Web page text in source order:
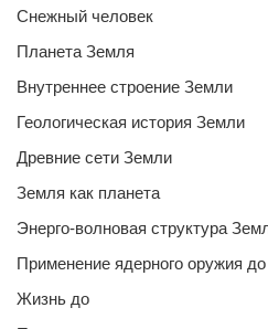
Снежный человек
Планета Земля
Внутреннее строение Земли
Геологическая история Земли
Древние сети Земли
Земля как планета
Энерго-волновая структура
Применение ядерного оружия до
Жизнь до